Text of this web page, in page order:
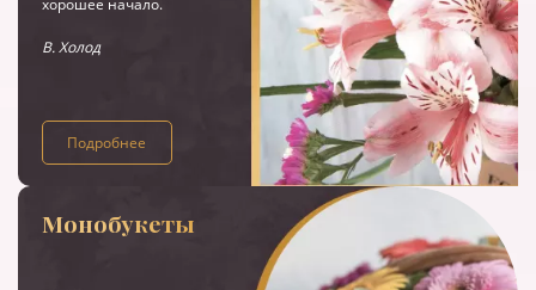
хорошее начало.
В. Холод
Подробнее
Монобукеты